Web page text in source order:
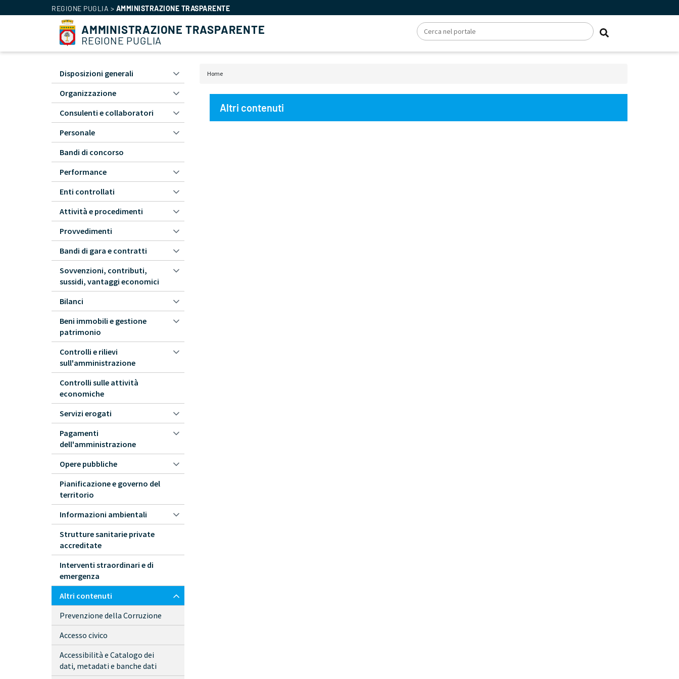
REGIONE PUGLIA > AMMINISTRAZIONE TRASPARENTE
AMMINISTRAZIONE TRASPARENTE
REGIONE PUGLIA
pane
Home
Altri contenuti
Amministrazione
Trasparente
-
Disposizioni generali
Organizzazione
Consulenti e collaboratori
Personale
Bandi di concorso
Performance
Enti controllati
Attività e procedimenti
Provvedimenti
Bandi di gara e contratti
Sovvenzioni, contributi,
sussidi, vantaggi economici
Bilanci
Beni immobili e gestione
patrimonio
Controlli e rilievi
sull'amministrazione
Controlli sulle attività
economiche
Servizi erogati
Pagamenti
dell'amministrazione
Opere pubbliche
Pianificazione e governo del
territorio
Informazioni ambientali
Strutture sanitarie private
accreditate
Interventi straordinari e di
emergenza
Altri contenuti
Prevenzione della Corruzione
Accesso civico
Accessibilità e Catalogo dei
dati, metadati e banche dati